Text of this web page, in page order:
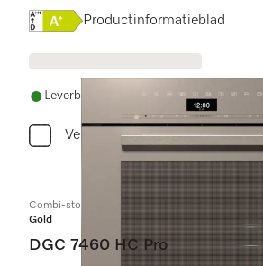
Online Label Flag, Energielabel
Productinformatieblad
Leverbaar uit voorraad met gratis
Vergelijken
Combi-stoomoven
Gold
DGC 7460 HC Pro